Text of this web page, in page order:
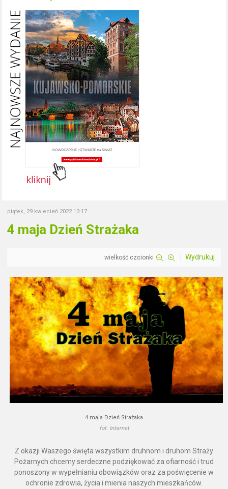
piątek, 29 kwiecień 2022 13:17
4 maja Dzień Strażaka
wielkość czcionki Wydrukuj
4 maja Dzień Strażaka
fot. Internet
Z okazji Waszego święta wszystkim druhnom i druhom Straży
Pożarnych chcemy serdeczne podziękować za ofiarność i trud
ponoszony w wypełnianiu obowiązków oraz za poświęcenie w
ochronie zdrowia, życia i mienia naszych mieszkańców.